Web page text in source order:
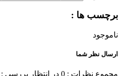
برچسب ها :
ناموجود
ارسال نظر شما
مجموع نظرات : 0 در انتظار بررسی : 0